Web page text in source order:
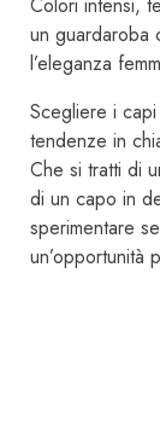
un guardaroba
l’eleganza
Scegliere i
tendenze in
Che si tratti di
di un capo in
sperimentare
un’opportunità